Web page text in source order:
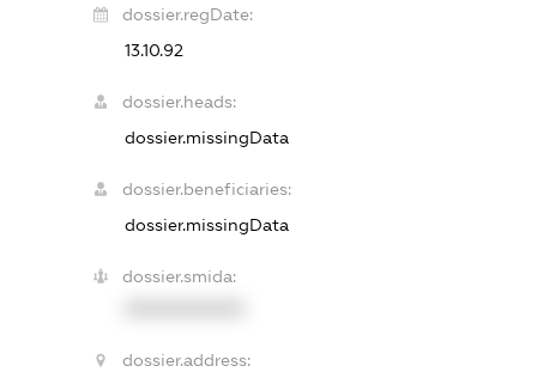
dossier.regDate:
13.10.92
dossier.heads:
dossier.missingData
dossier.beneficiaries:
dossier.missingData
dossier.smida:
dossier.address: